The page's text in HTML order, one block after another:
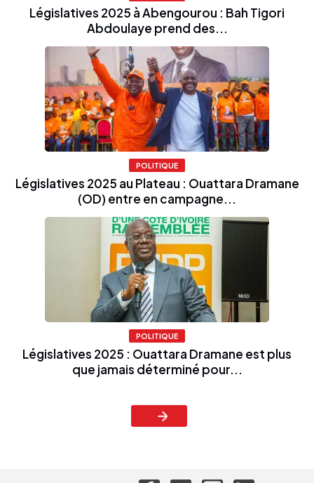
Législatives 2025 à Abengourou : Bah Tigori
Abdoulaye prend des...
POLITIQUE
Législatives 2025 au Plateau : Ouattara Dramane
(OD) entre en campagne...
POLITIQUE
Législatives 2025 : Ouattara Dramane est plus
que jamais déterminé pour...